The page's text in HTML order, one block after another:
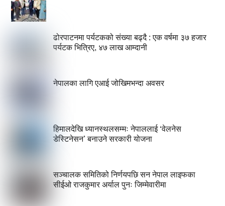
ढोरपाटनमा पर्यटकको संख्या बढ्दै : एक वर्षमा ३७ हजार
पर्यटक भित्रिए, ४७ लाख आम्दानी
नेपालका लागि एआई जोखिमभन्दा अवसर
हिमालदेखि ध्यानस्थलसम्मः नेपाललाई ‘वेलनेस
डेस्टिनेसन’ बनाउने सरकारी योजना
सञ्चालक समितिको निर्णयपछि सन नेपाल लाइफका
सीईओ राजकुमार अर्याल पुनः जिम्मेवारीमा